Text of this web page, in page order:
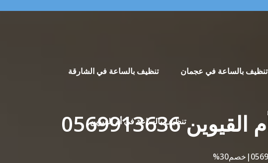
تنظيف بالساعة في عجمان تنظيف بالساعة في الشارقة
تنظيف بالساعة في أم القيوين